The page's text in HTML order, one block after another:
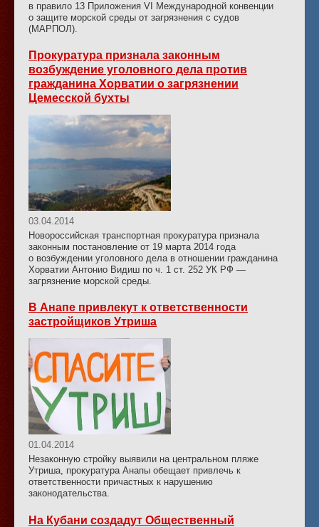
в правило 13 Приложения VI Международной конвенции
о защите морской среды от загрязнения с судов
(МАРПОЛ).
Прокуратура признала законным
возбуждение уголовного дела против
гражданина Хорватии о загрязнении
Цемесской бухты
03.04.2014
Новороссийская транспортная прокуратура признала
законным постановление от 19 марта 2014 года
о возбуждении уголовного дела в отношении гражданина
Хорватии Антонио Видиш по ч. 1 ст. 252 УК РФ —
загрязнение морской среды.
В Анапе привлекут к ответственности
застройщиков Утриша
01.04.2014
Незаконную стройку выявили на центральном пляже
Утриша, прокуратура Анапы обещает привлечь к
ответственности причастных к нарушению
законодательства.
На Кубани создадут Общественный